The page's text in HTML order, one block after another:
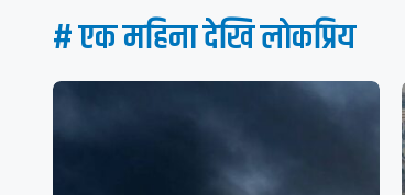
# एक महिना देखि लाेकप्रिय